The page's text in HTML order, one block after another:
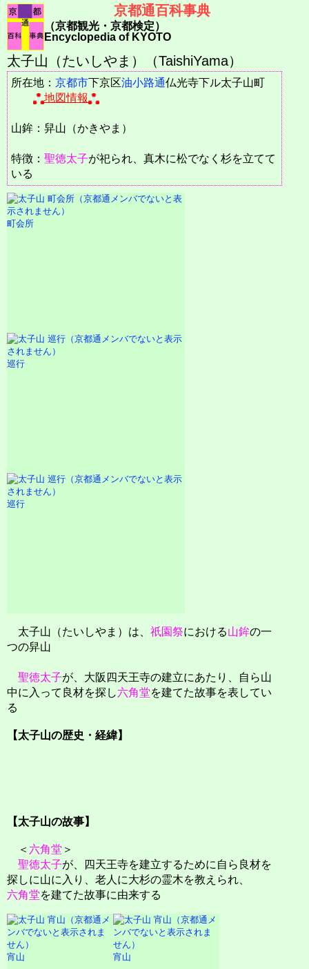
京都通百科事典
（京都観光・京都検定）
Encyclopedia of KYOTO
太子山（たいしやま）（TaishiYama）
所在地： 京都市下京区油小路通仏光寺下ル太子山町
地図情報
山鉾：舁山（かきやま）
特徴： 聖徳太子が祀られ、真木に松でなく杉を立てて
いる
町会所
巡行
巡行
太子山（たいしやま）は、 祇園祭における山鉾の一
つの舁山
聖徳太子が、大阪四天王寺の建立にあたり、自ら山
中に入って良材を探し六角堂を建てた故事を表してい
る
【太子山の歴史・経緯】
【太子山の故事】
＜ 六角堂 ＞
聖徳太子が、四天王寺を建立するために自ら良材を
探しに山に入り、老人に大杉の霊木を教えられ、
六角堂を建てた故事に由来する
宵山 宵山